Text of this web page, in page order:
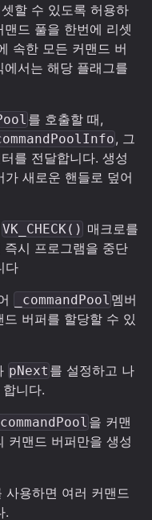
할 수 있도록 허용하
드 풀을 한번에 리셋
속한 모든 커맨드 버
서는 해당 플래그를
를 호출할 때,
, 그
를 전달합니다. 생성
가 새로운 핸들로 덮어
VK_CHECK() 매크로를
시 프로그램을 중단
다
_commandPool 멤버
버퍼를 할당할 수 있
pNext 를 설정하고 나
니다.
_commandPool 을 커맨
커맨드 버퍼만을 생성
사용하면 여러 커맨드
.